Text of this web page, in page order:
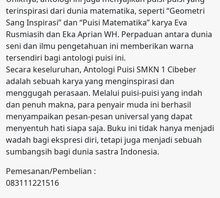
terinspirasi dari dunia matematika, seperti “Geometri
Sang Inspirasi” dan “Puisi Matematika” karya Eva
Rusmiasih dan Eka Aprian WH. Perpaduan antara dunia
seni dan ilmu pengetahuan ini memberikan warna
tersendiri bagi antologi puisi ini.
Secara keseluruhan, Antologi Puisi SMKN 1 Cibeber
adalah sebuah karya yang menginspirasi dan
menggugah perasaan. Melalui puisi-puisi yang indah
dan penuh makna, para penyair muda ini berhasil
menyampaikan pesan-pesan universal yang dapat
menyentuh hati siapa saja. Buku ini tidak hanya menjadi
wadah bagi ekspresi diri, tetapi juga menjadi sebuah
sumbangsih bagi dunia sastra Indonesia.
Pemesanan/Pembelian :
083111221516